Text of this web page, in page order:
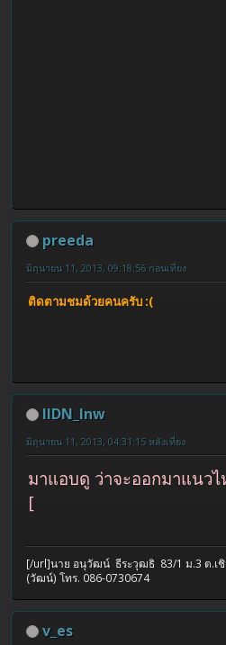
preeda
มิถุนายน 11, 2013, 09:18:56 ก่อนเที่ยง
ติดตามชมด้วยคนครับ :(
IIDN_Inw
มิถุนายน 11, 2013, 04:31:15 หลังเที่ยง
มาแอบดู ว่าจะออกมาแนว
[
[/url]นาย อนุวัฒน์ ธีระวุฒธิ 83/1 ม.3 ต.เชิ
(วัฒน์) โทร. 086-0730674
v_es